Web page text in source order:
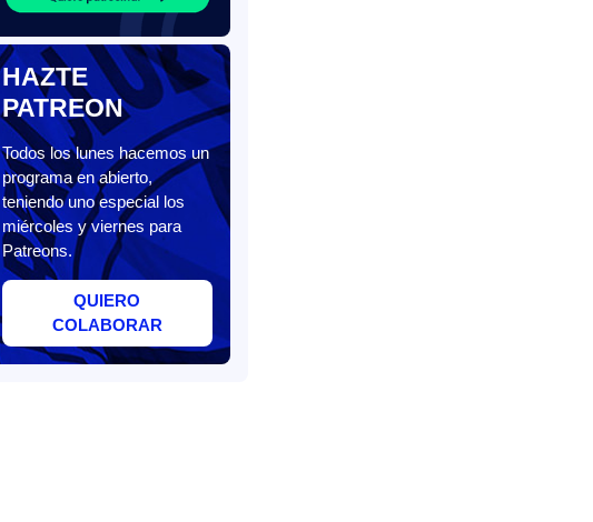
HAZTE
PATREON
Todos los lunes hacemos un
programa en abierto,
teniendo uno especial los
miércoles y viernes para
Patreons.
QUIERO
COLABORAR